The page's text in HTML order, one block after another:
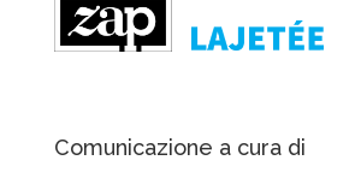
Comunicazione a cura di